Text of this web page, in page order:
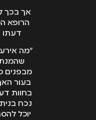
אך בכך
הרופא
דעתו
"מה
מבפנים
בעור
בחוות
נכח
יוכל